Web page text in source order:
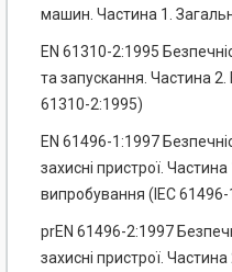
машин. Частина 1.
EN 61310-2:1995
та запускання. Частина
61310-2:1995)
EN 61496-1:1997
захисні пристрої.
випробування (ІЕС
prEN 61496-2:1997
захисні пристрої.